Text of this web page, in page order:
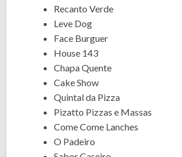
Recanto Verde
Leve Dog
Face Burguer
House 143
Chapa Quente
Cake Show
Quintal da Pizza
Pizatto Pizzas e Massas
Come Come Lanches
O Padeiro